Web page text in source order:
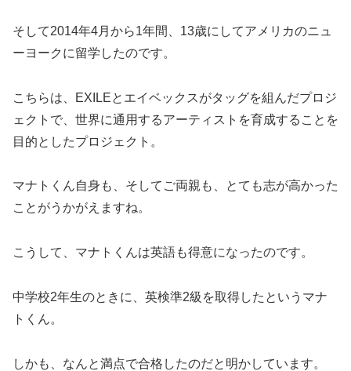
そして2014年4月から1年間、13歳にしてアメリカのニュ
ーヨークに留学したのです。
こちらは、EXILEとエイベックスがタッグを組んだプロジ
ェクトで、世界に通用するアーティストを育成することを
目的としたプロジェクト。
マナトくん自身も、そしてご両親も、とても志が高かった
ことがうかがえますね。
こうして、マナトくんは英語も得意になったのです。
中学校2年生のときに、英検準2級を取得したというマナ
トくん。
しかも、なんと満点で合格したのだと明かしています。